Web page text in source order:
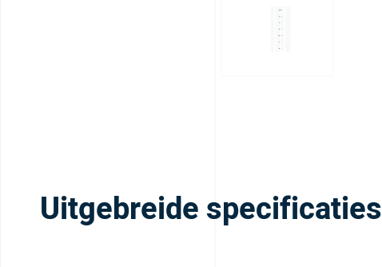
Uitgebreide specificaties